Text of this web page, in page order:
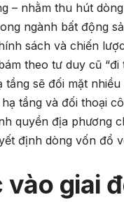
– nhằm thu hút
ngành bất động
sách và chiến
theo tư duy cũ
sẽ đối mặt
tầng và đối thoại
quyền địa phương
định dòng vốn đổ
giai